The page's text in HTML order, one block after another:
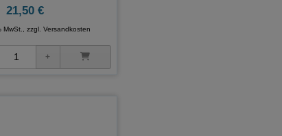
21,50 €
MwSt., zzgl. Versandkosten